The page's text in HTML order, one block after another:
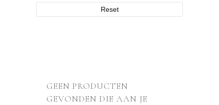
Reset
GEEN PRODUCTEN
GEVONDEN DIE AAN JE